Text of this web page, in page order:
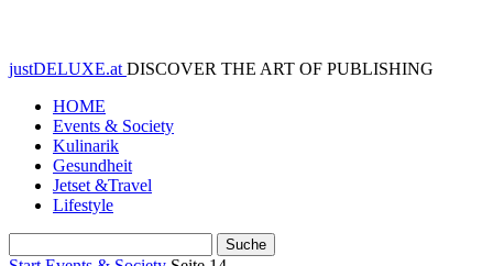
justDELUXE.at DISCOVER THE ART OF PUBLISHING
HOME
Events & Society
Kulinarik
Gesundheit
Jetset &Travel
Lifestyle